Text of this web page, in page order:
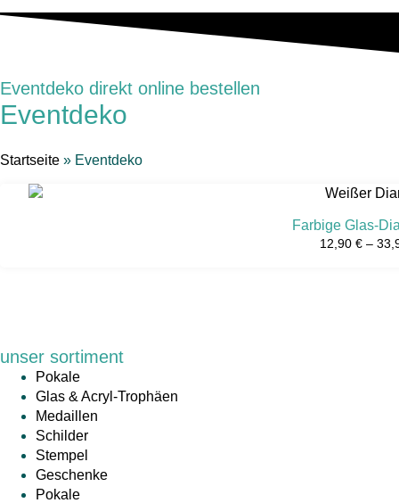
Eventdeko direkt online bestellen
Eventdeko
Startseite » Eventdeko
Farbige Glas-
12,90 € –
unser sortiment
Pokale
Glas & Acryl-Trophäen
Medaillen
Schilder
Stempel
Geschenke
Pokale